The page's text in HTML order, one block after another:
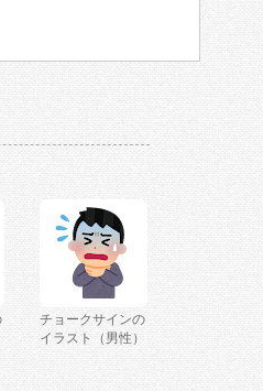
チョークサインの
イラスト（男性）